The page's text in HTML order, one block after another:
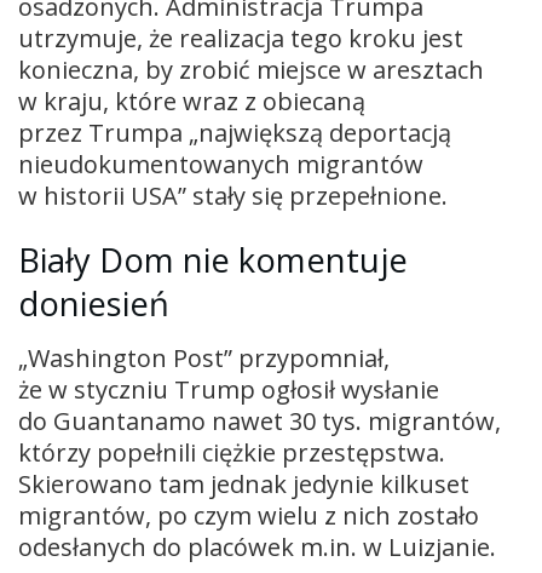
utrzymuje, że realizacja tego kroku jest
konieczna, by zrobić miejsce w aresztach
w kraju, które wraz z obiecaną
przez Trumpa „największą deportacją
nieudokumentowanych migrantów
w historii USA” stały się przepełnione.
Biały Dom nie komentuje
doniesień
„Washington Post” przypomniał,
że w styczniu Trump ogłosił wysłanie
do Guantanamo nawet 30 tys. migrantów,
którzy popełnili ciężkie przestępstwa.
Skierowano tam jednak jedynie kilkuset
migrantów, po czym wielu z nich zostało
odesłanych do placówek m.in. w Luizjanie.